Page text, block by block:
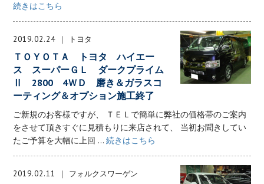
続きはこちら
2019.02.24 トヨタ
ＴＯＹＯＴＡ トヨタ ハイエー
ス スーパーＧＬ ダークプライム
Ⅱ 2800 4ＷＤ 磨き＆ガラスコ
ーティング＆オプション施工終了
ご新規のお客様ですが、 ＴＥＬで簡単に弊社の価格帯のご案内
をさせて頂きすぐに見積もりに来店されて、 当初お聞きしてい
たご予算を大幅に上回 ...続きはこちら
2019.02.11 フォルクスワーゲン